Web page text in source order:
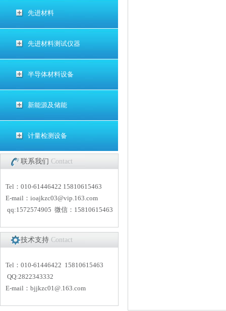
先进材料
先进材料测试仪器
半导体材料设备
新能源及储能
计量检测设备
联系我们 Contact
Tel：010-61446422 15810615463
E-mail： ioajkzc03@vip.163.com
qq:1572574905 微信：15810615463
技术支持 Contact
Tel：010-61446422 15810615463
QQ:2822343332
E-mail： bjjkzc01@.163.com